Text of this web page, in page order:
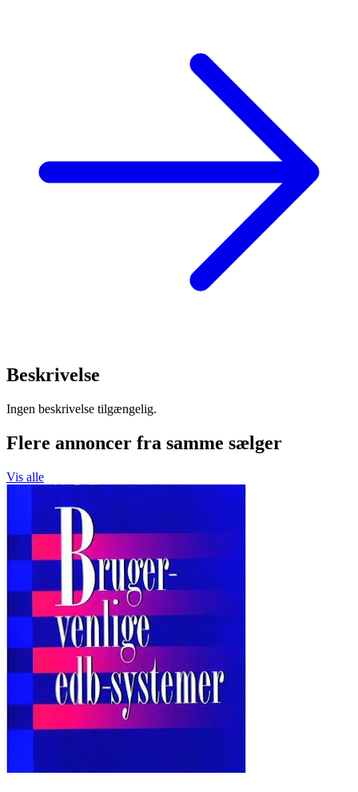
Beskrivelse
Ingen beskrivelse tilgængelig.
Flere annoncer fra samme sælger
Vis alle